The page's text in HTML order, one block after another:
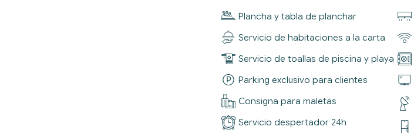
Plancha y tabla de planchar
Servicio de habitaciones a la carta
Servicio de toallas de piscina y playa
Parking exclusivo para clientes
Consigna para maletas
Servicio despertador 24h